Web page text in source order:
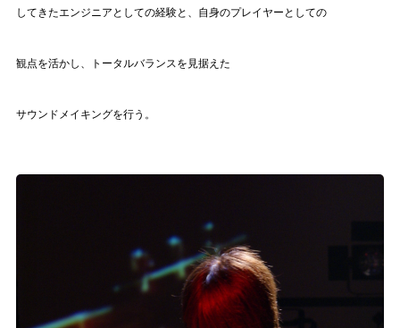
してきたエンジニアとしての経験と、 自身のプレイヤーとしての
観点を活かし、 トータルバランスを見据えた
サウンドメイキングを行う。